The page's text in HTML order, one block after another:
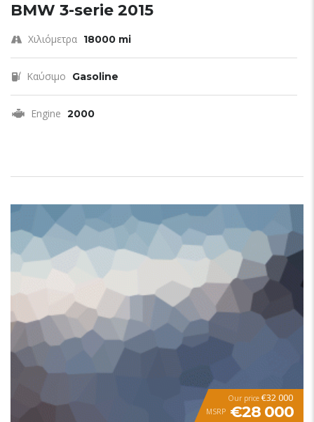
BMW 3-serie 2015
Χιλιόμετρα 18000 mi
Καύσιμο Gasoline
Engine 2000
Our price €32 000
MSRP €28 000